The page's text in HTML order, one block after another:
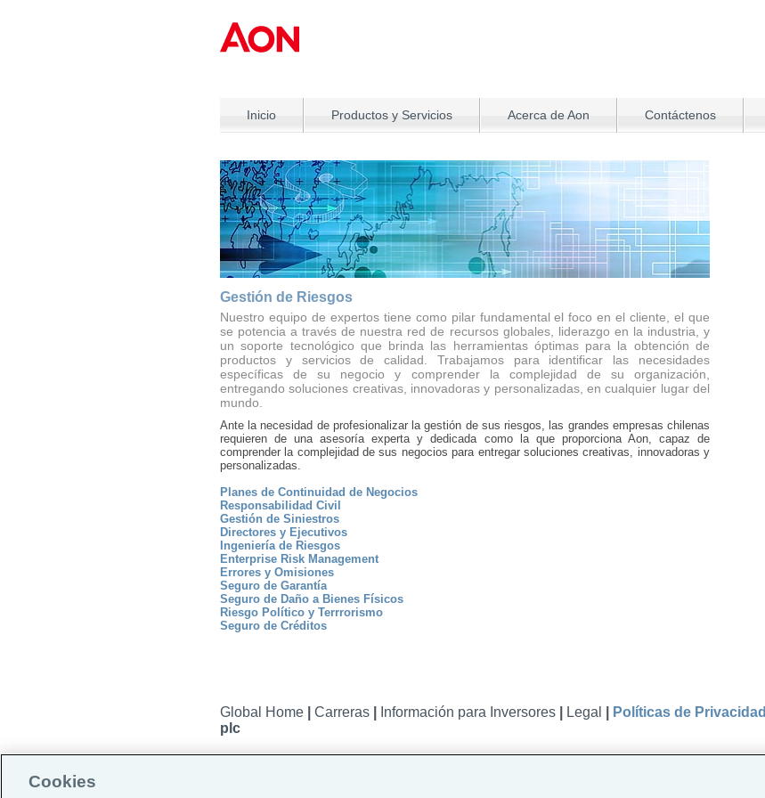
Inicio Productos y Servicios Acerca de Aon Contáctenos
Gestión de Riesgos
Nuestro equipo de expertos tiene como pilar fundamental el foco en el cliente, el que
se potencia a través de nuestra red de recursos globales, liderazgo en la industria, y
un soporte tecnológico que brinda las herramientas óptimas para la obtención de
productos y servicios de calidad. Trabajamos para identificar las necesidades
específicas de su negocio y comprender la complejidad de su organización,
entregando soluciones creativas, innovadoras y personalizadas, en cualquier lugar del
mundo.
Ante la necesidad de profesionalizar la gestión de sus riesgos, las grandes empresas chilenas
requieren de una asesoría experta y dedicada como la que proporciona Aon, capaz de
comprender la complejidad de sus negocios para entregar soluciones creativas, innovadoras y
personalizadas.
Planes de Continuidad de Negocios
Responsabilidad Civil
Gestión de Siniestros
Directores y Ejecutivos
Ingeniería de Riesgos
Enterprise Risk Management
Errores y Omisiones
Seguro de Garantía
Seguro de Daño a Bienes Físicos
Riesgo Político y Terrrorismo
Seguro de Créditos
Global Home Carreras Información para Inversores Legal Políticas de Privacidad
plc
Cookies